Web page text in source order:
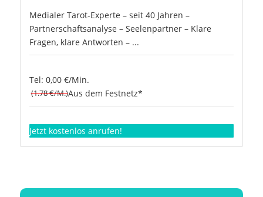
Medialer Tarot-Experte – seit 40 Jahren –
Partnerschaftsanalyse – Seelenpartner – Klare
Fragen, klare Antworten – ...
Tel: 0,00 €/Min.
(1.78 €/M.)Aus dem Festnetz*
Jetzt kostenlos anrufen!